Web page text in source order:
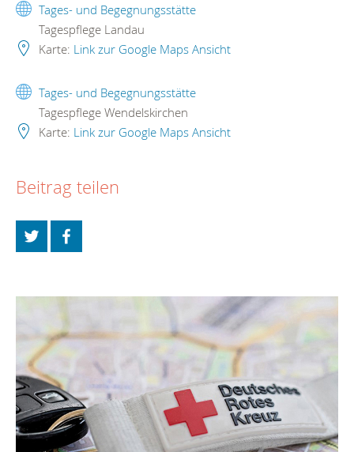
Tages- und Begegnungsstätte
Tagespflege Landau
Karte: Link zur Google Maps Ansicht
Tages- und Begegnungsstätte
Tagespflege Wendelskirchen
Karte: Link zur Google Maps Ansicht
Beitrag teilen